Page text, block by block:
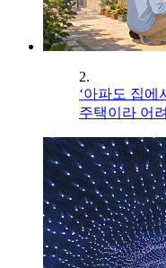
2.
‘아파도 집에
주택이라 어